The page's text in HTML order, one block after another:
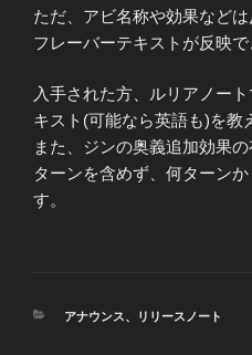
ただ、アビ名称や効果などは
フレーバーテキストが反映で
入手された方、ルリアノー
キスト(可能なら英語も)を教
また、ジンの奥義追加効果
ターンを含めず、何ターン
す。
カ
アナウンス、 リリースノート